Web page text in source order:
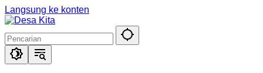
Langsung ke konten